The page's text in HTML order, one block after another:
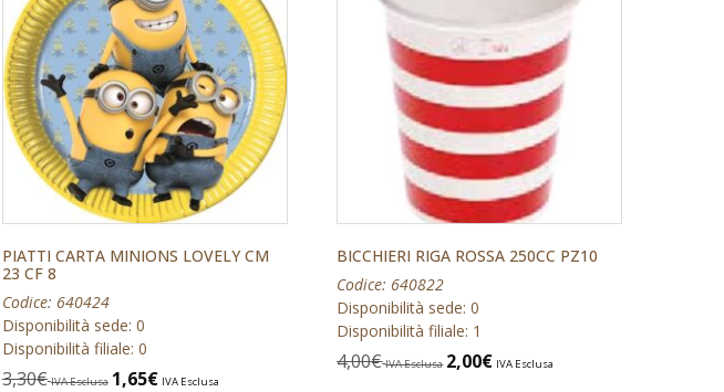
PIATTI CARTA MINIONS LOVELY CM
23 CF 8
Codice: 640424
Disponibilità sede: 0
Disponibilità filiale: 0
3,30€ IVA Esclusa 1,65€ IVA Esclusa
BICCHIERI RIGA ROSSA 250CC PZ10
Codice: 640822
Disponibilità sede: 0
Disponibilità filiale: 1
4,00€ IVA Esclusa 2,00€ IVA Esclusa